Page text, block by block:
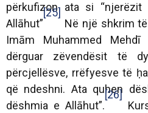
përkufizon ata si
Allāhut”
[25]
Në një shkrim
Imām Muhammed Mehdī
dërguar zëvendësit të
përcjellësve, rrëfyesve të
që ndeshni. Ata quhen
dëshmia e Allāhut”.
[26]